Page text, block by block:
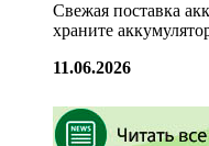
Свежая поставка
храните
11.06.2026